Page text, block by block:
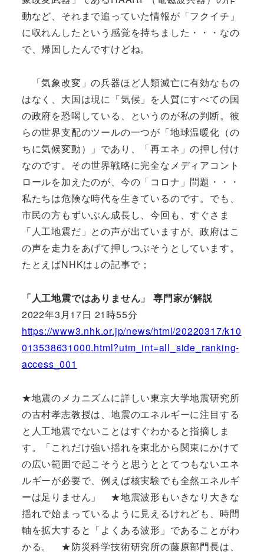
動など、それまで追っていた情報が「フクイチ」
に収れんしたという感覚を持ちました・・・なの
で、帰国したんですけどね。
「気象改変」の兵器ほど人類滅亡に有効なもの
はなく、大国は現に「気候」を人質にすべての国
の政府を恐喝している、というのが私の判断。彼
らの世界支配のツールの一つが「地球温暖化（の
ちに気候変動）」であり、「再エネ」の押し付け
なのです。その世界戦略に完全なメディアコント
ロールを加えたのが、今の「コロナ」問題・・・
私たちは危険な時代を生きているのです。でも、
市民の方もずいぶん成長し、今回も、すぐさま
「人工地震だ」との声が出ていますが、政府はこ
の声を走力をあげて押しつぶそうとしています。
たとえばNHKは↓の記事で；
「人工地震ではありません」 専門家が解説
2022年3月17日 21時55分
https://www3.nhk.or.jp/news/html/20220317/k10
013538631000.html?utm_int=all_side_ranking-
access_001
★地震のメカニズムに詳しい東京大学地震研究所
の古村孝志教授は、地震のエネルギーに注目する
と人工地震でないことはすぐわかると指摘しま
す。「これだけ強い揺れを東北から関東にかけて
の広い範囲で起こそうと思うととてつもないエネ
ルギーが必要で、例えば核実験でも全然エネルギ
ーは足りません」 ★地震波形もいきなり大きな
揺れで始まっているように見えるけれども、時間
軸を拡大すると「よくある波形」であることがわ
かる。 ★防災科学技術研究所の藤原部門長は、